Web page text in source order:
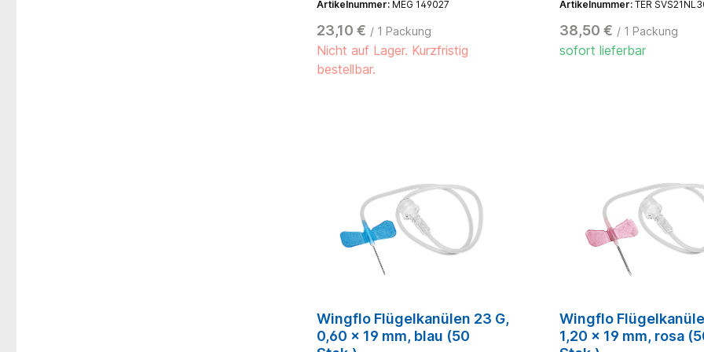
Anschluss und Verschlusskappe,
farbcodiert, weiche Flügel sorgen
für eine angenehme Befestigung
Artikelnummer: MEG 149027
23,10 € / 1 Packung
Nicht auf Lager. Kurzfristig
bestellbar.
bleiben hinter der Kanüle.
hörbares Einrasten des
Nadelschutzes und eine
Kontrolle durch das
Artikelnummer: TER
38,50 € / 1 Packung
sofort lieferbar
Wingflo Flügelkanülen 23 G,
0,60 x 19 mm, blau (50
Wingflo
1,20 x 19 mm, rosa